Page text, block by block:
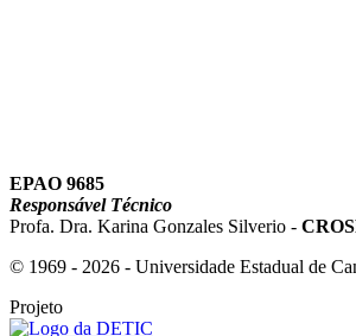
EPAO 9685
Responsável Técnico
Profa. Dra. Karina Gonzales Silverio -
© 1969 - 2026 - Universidade Estadual de
Projeto